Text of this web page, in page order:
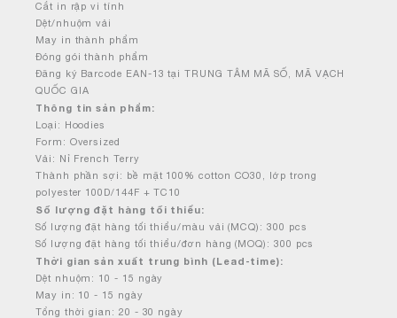
Cắt in rập vi tính
Dệt/nhuộm vải
May in thành phẩm
Đóng gói thành phẩm
Đăng ký Barcode EAN-13 tại TRUNG TÂM MÃ SỐ, MÃ VẠCH
QUỐC GIA
Thông tin sản phẩm:
Loại: Hoodies
Form: Oversized
Vải: Nỉ French Terry
Thành phần sợi: bề mặt 100% cotton CO30, lớp trong
polyester 100D/144F + TC10
Số lượng đặt hàng tối thiểu:
Số lượng đặt hàng tối thiểu/màu vải (MCQ): 300 pcs
Số lượng đặt hàng tối thiểu/đơn hàng (MOQ): 300 pcs
Thời gian sản xuất trung bình (Lead-time):
Dệt nhuộm: 10 - 15 ngày
May in: 10 - 15 ngày
Tổng thời gian: 20 - 30 ngày